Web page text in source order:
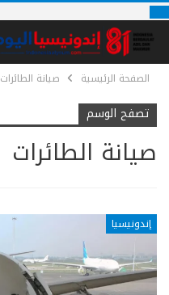
الصفحة الرئيسية صيانة الطائرات
تصفح الوسم
صيانة الطائرات
إندونيسيا